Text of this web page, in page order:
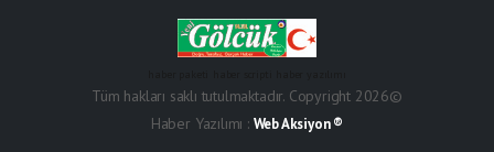
Tüm hakları saklı tutulmaktadır. Copyright 2026©
Haber Yazılımı : Web Aksiyon ®